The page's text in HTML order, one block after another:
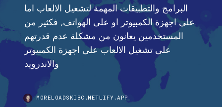
البرامج والتطبيقات المهمة لتشغيل الالعاب اما
على اجهزة الكمبيوتر او على الهواتف, فكثير من
المستخدمين يعانون من مشكلة عدم قدرتهم
على تشغيل الالعاب على اجهزة الكمبيوتر
والاندرويد
MORELOADSKIBC.NETLIFY.APP